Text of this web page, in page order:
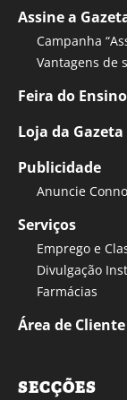
Assine a
Campanha
Vantagens de
Feira do
Loja da Gazeta
Publicidade
Anuncie
Serviços
Emprego e
Divulgação
Farmácias
Área de Cliente
SECÇÕES